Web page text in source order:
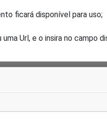
ficará disponível para uso;
Url, e o insira no campo